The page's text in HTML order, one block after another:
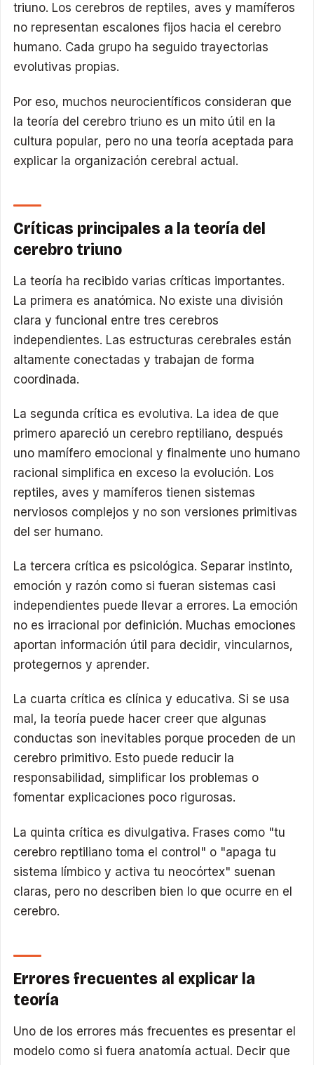
triuno. Los cerebros de reptiles, aves y mamíferos
no representan escalones fijos hacia el cerebro
humano. Cada grupo ha seguido trayectorias
evolutivas propias.
Por eso, muchos neurocientíficos consideran que
la teoría del cerebro triuno es un mito útil en la
cultura popular, pero no una teoría aceptada para
explicar la organización cerebral actual.
Críticas principales a la teoría del
cerebro triuno
La teoría ha recibido varias críticas importantes.
La primera es anatómica. No existe una división
clara y funcional entre tres cerebros
independientes. Las estructuras cerebrales están
altamente conectadas y trabajan de forma
coordinada.
La segunda crítica es evolutiva. La idea de que
primero apareció un cerebro reptiliano, después
uno mamífero emocional y finalmente uno humano
racional simplifica en exceso la evolución. Los
reptiles, aves y mamíferos tienen sistemas
nerviosos complejos y no son versiones primitivas
del ser humano.
La tercera crítica es psicológica. Separar instinto,
emoción y razón como si fueran sistemas casi
independientes puede llevar a errores. La emoción
no es irracional por definición. Muchas emociones
aportan información útil para decidir, vincularnos,
protegernos y aprender.
La cuarta crítica es clínica y educativa. Si se usa
mal, la teoría puede hacer creer que algunas
conductas son inevitables porque proceden de un
cerebro primitivo. Esto puede reducir la
responsabilidad, simplificar los problemas o
fomentar explicaciones poco rigurosas.
La quinta crítica es divulgativa. Frases como "tu
cerebro reptiliano toma el control" o "apaga tu
sistema límbico y activa tu neocórtex" suenan
claras, pero no describen bien lo que ocurre en el
cerebro.
Errores frecuentes al explicar la
teoría
Uno de los errores más frecuentes es presentar el
modelo como si fuera anatomía actual. Decir que